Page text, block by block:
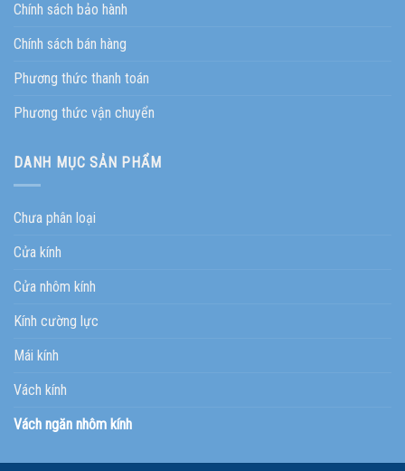
Chính sách bảo hành
Chính sách bán hàng
Phương thức thanh toán
Phương thức vận chuyển
DANH MỤC SẢN PHẨM
Chưa phân loại
Cửa kính
Cửa nhôm kính
Kính cường lực
Mái kính
Vách kính
Vách ngăn nhôm kính